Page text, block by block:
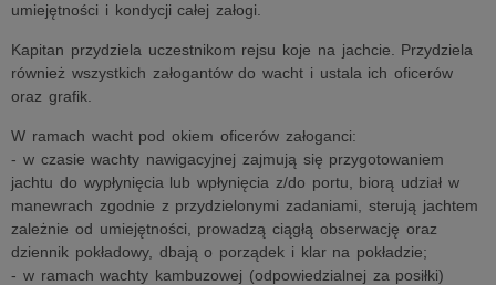
umiejętności i kondycji całej załogi.
Kapitan przydziela uczestnikom rejsu koje na jachcie. Przydziela
również wszystkich załogantów do wacht i ustala ich oficerów
oraz grafik.
W ramach wacht pod okiem oficerów załoganci:
- w czasie wachty nawigacyjnej zajmują się przygotowaniem
jachtu do wypłynięcia lub wpłynięcia z/do portu, biorą udział w
manewrach zgodnie z przydzielonymi zadaniami, sterują jachtem
zależnie od umiejętności, prowadzą ciągłą obserwację oraz
dziennik pokładowy, dbają o porządek i klar na pokładzie;
- w ramach wachty kambuzowej (odpowiedzialnej za posiłki)